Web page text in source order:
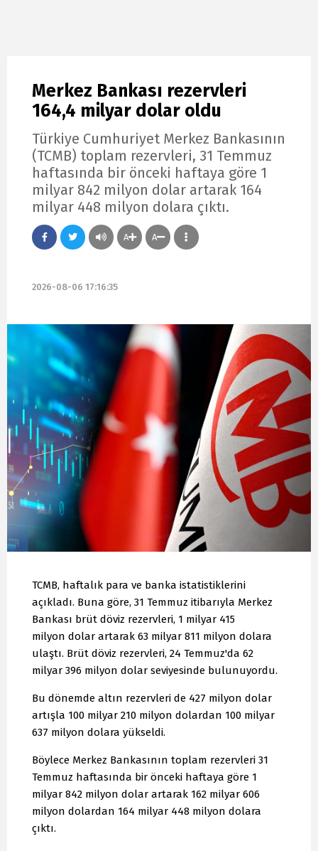
Merkez Bankası rezervleri
164,4 milyar dolar oldu
Türkiye Cumhuriyet Merkez Bankasının
(TCMB) toplam rezervleri, 31 Temmuz
haftasında bir önceki haftaya göre 1
milyar 842 milyon dolar artarak 164
milyar 448 milyon dolara çıktı.
A A
2026-08-06 17:16:35
TCMB, haftalık para ve banka istatistiklerini
açıkladı. Buna göre, 31 Temmuz itibarıyla Merkez
Bankası brüt döviz rezervleri, 1 milyar 415
milyon dolar artarak 63 milyar 811 milyon dolara
ulaştı. Brüt döviz rezervleri, 24 Temmuz'da 62
milyar 396 milyon dolar seviyesinde bulunuyordu.
Bu dönemde altın rezervleri de 427 milyon dolar
artışla 100 milyar 210 milyon dolardan 100 milyar
637 milyon dolara yükseldi.
Böylece Merkez Bankasının toplam rezervleri 31
Temmuz haftasında bir önceki haftaya göre 1
milyar 842 milyon dolar artarak 162 milyar 606
milyon dolardan 164 milyar 448 milyon dolara
çıktı.